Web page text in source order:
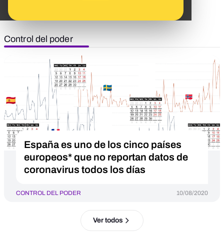
Control del poder
España es uno de los cinco países
europeos* que no reportan datos de
coronavirus todos los días
CONTROL DEL PODER 10/08/2020
Ver todos